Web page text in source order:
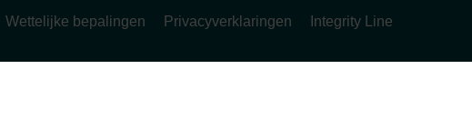
Wettelijke bepalingen Privacyverklaringen Integrity Line